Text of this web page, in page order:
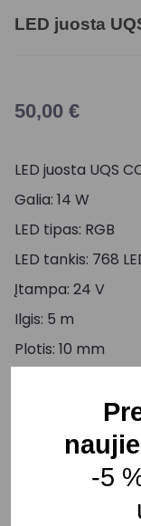
LED juosta
50,00 €
LED juosta UQS
Galia: 14 W
LED tipas: RGB
LED tankis: 768
Įtampa: 24 V
Ilgis: 5 m
Plotis: 10 mm
Kirpti galima kas:
Spindulio
Atsparumas
Pristatymo
-5